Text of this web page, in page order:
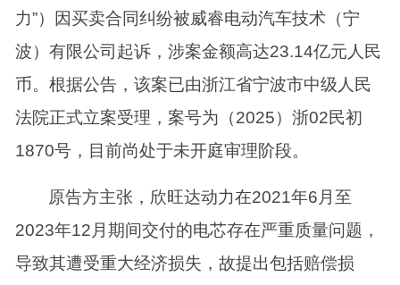
力”）因买卖合同纠纷被威睿电动汽车技术（宁
波）有限公司起诉，涉案金额高达23.14亿元人民
币。根据公告，该案已由浙江省宁波市中级人民
法院正式立案受理，案号为（2025）浙02民初
1870号，目前尚处于未开庭审理阶段。
原告方主张，欣旺达动力在2021年6月至
2023年12月期间交付的电芯存在严重质量问题，
导致其遭受重大经济损失，故提出包括赔偿损